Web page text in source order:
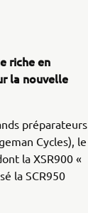
riche en
la nouvelle
préparateurs
Cycles), le
la XSR900 «
la SCR950